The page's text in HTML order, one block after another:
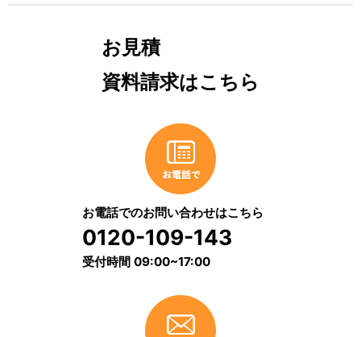
お見積
資料請求はこちら
お電話でのお問い合わせはこちら
0120-109-143
受付時間 09:00~17:00